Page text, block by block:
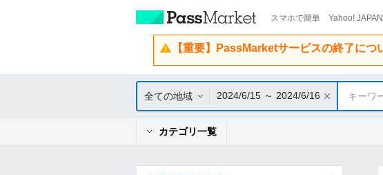
スマホで簡単 Yahoo!
【重要】PassMarketサービスの終了につ
全ての地域 2024/6/15 ～ 2024/6/16 キーワ
カテゴリ一覧